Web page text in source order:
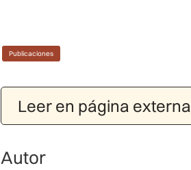
Publicaciones
Leer en página externa
Autor